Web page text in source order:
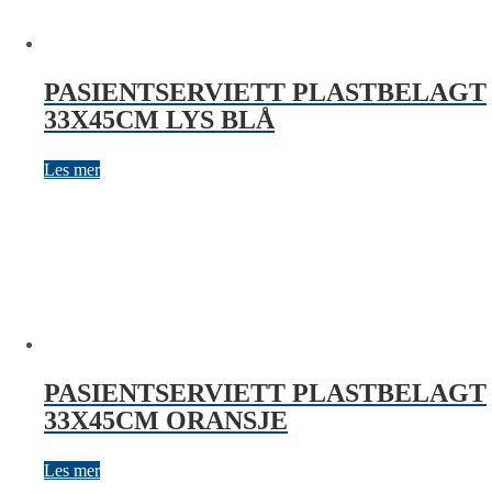
PASIENTSERVIETT PLASTBELAGT
33X45CM LYS BLÅ
Les mer
PASIENTSERVIETT PLASTBELAGT
33X45CM ORANSJE
Les mer